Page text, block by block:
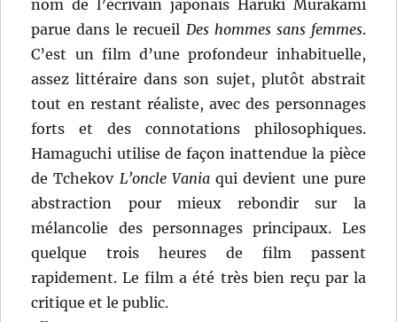
nom de l’écrivain japonais Haruki Murakami
parue dans le recueil Des hommes sans femmes.
C’est un film d’une profondeur inhabituelle,
assez littéraire dans son sujet, plutôt abstrait
tout en restant réaliste, avec des personnages
forts et des connotations philosophiques.
Hamaguchi utilise de façon inattendue la pièce
de Tchekov L’oncle Vaniaqui devient une pure
abstraction pour mieux rebondir sur la
mélancolie des personnages principaux. Les
quelque trois heures de film passent
rapidement. Le film a été très bien reçu par la
critique et le public.